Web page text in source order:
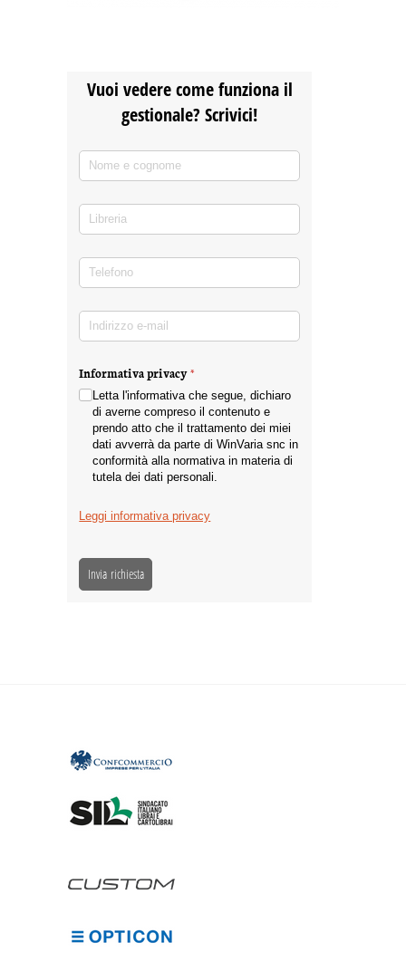
Vuoi vedere come funziona il
gestionale? Scrivici!
Nome e cognome
Libreria
Telefono
Indirizzo e-mail(richiesto)
Informativa privacy*
(richiesto)
Letta l'informativa che segue, dichiaro
di averne compreso il contenuto e
prendo atto che il trattamento dei miei
dati avverrà da parte di WinVaria snc in
conformità alla normativa in materia di
tutela dei dati personali.
Leggi informativa privacy
Invia richiesta